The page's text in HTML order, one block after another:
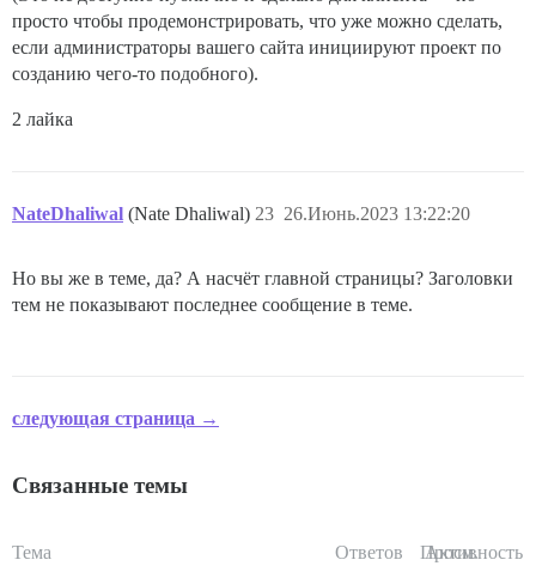
просто чтобы продемонстрировать, что уже можно сделать,
если администраторы вашего сайта инициируют проект по
созданию чего-то подобного).
2 лайка
NateDhaliwal (Nate Dhaliwal) 26.Июнь.2023 13:22:20
23
Но вы же в теме, да? А насчёт главной страницы? Заголовки
тем не показывают последнее сообщение в теме.
следующая страница →
Связанные темы
Тема Ответов Просм.
Активность